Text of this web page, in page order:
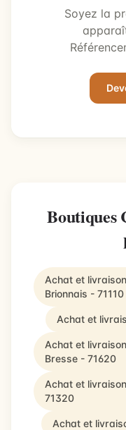
Soyez la
Boutiques
Achat et
Brionnais - 71110
Achat et
Achat et
Bresse - 71620
Achat et
71320
Achat et